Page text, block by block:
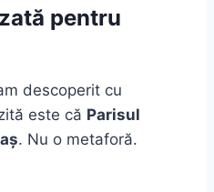
pentru
descoperit cu
este că Parisul
. Nu o metaforă.